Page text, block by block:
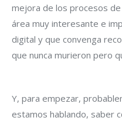
mejora de los procesos
área muy interesante e
digital y que convenga
que nunca murieron pero
Y, para empezar,
estamos hablando, saber